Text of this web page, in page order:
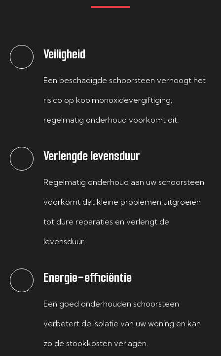
Veiligheid
Een beschadigde schoorsteen verhoogt het
risico op koolmonoxidevergiftiging;
regelmatig onderhoud voorkomt dit.
Verlengde levensduur
Regelmatig onderhoud aan uw schoorsteen
voorkomt dat kleine problemen uitgroeien
tot dure reparaties en verlengt de
levensduur.
Energie-efficiëntie
Een goed onderhouden schoorsteen
verbetert de isolatie van uw woning en kan
zo de stookkosten verlagen.